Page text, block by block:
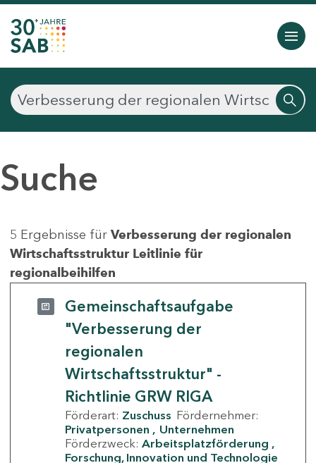
Suche
5 Ergebnisse für Verbesserung der regionalen
Wirtschaftsstruktur Leitlinie für
regionalbeihilfen
Gemeinschaftsaufgabe
"Verbesserung der
regionalen
Wirtschaftsstruktur" -
Richtlinie GRW RIGA
Förderart: Zuschuss Fördernehmer:
Privatpersonen
Unternehmen
Förderzweck: Arbeitsplatzförderung
Forschung, Innovation und Technologie